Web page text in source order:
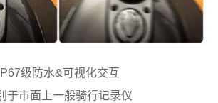
IP67级防水&可视化交互
于市面上一般骑行记录仪